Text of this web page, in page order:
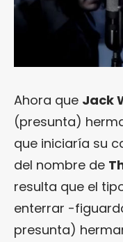
Ahora que Jack
(presunta)
que iniciaría su
del nombre de
resulta que el
enterrar -
presunta)